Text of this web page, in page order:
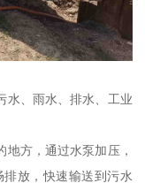
水、雨水、排水、工业
方，通过水泵加压，
放，快速输送到污水